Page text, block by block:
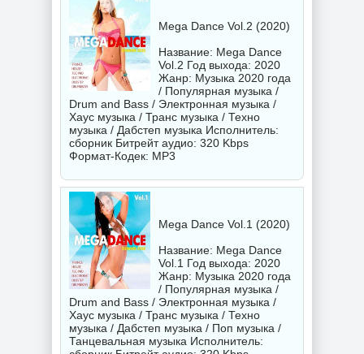
Mega Dance Vol.2 (2020)
Название: Mega Dance
Vol.2 Год выхода: 2020
Жанр: Музыка 2020 года
/ Популярная музыка /
Drum and Bass / Электронная музыка /
Хаус музыка / Транс музыка / Техно
музыка / Дабстеп музыка Исполнитель:
сборник Битрейт аудио: 320 Kbps
Формат-Кодек: MP3
Mega Dance Vol.1 (2020)
Название: Mega Dance
Vol.1 Год выхода: 2020
Жанр: Музыка 2020 года
/ Популярная музыка /
Drum and Bass / Электронная музыка /
Хаус музыка / Транс музыка / Техно
музыка / Дабстеп музыка / Поп музыка /
Танцевальная музыка Исполнитель: